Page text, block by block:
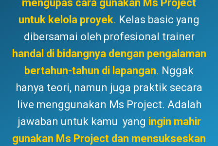
mengupas cara gunakan Ms Project
untuk kelola proye k. Kelas basic yang
dibersamai oleh profesional trainer
handal di bidangnya dengan pengalaman
bertahun-tahun di lapangan. Nggak
hanya teori, namun juga praktik secara
live menggunakan Ms Project. Adalah
jawaban untuk kamu yang ingin mahir
gunakan Ms Project dan mensukseskan